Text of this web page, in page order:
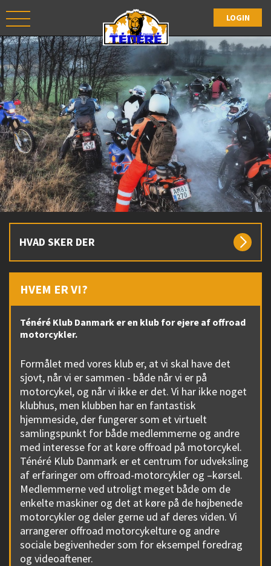
HVAD SKER DER
20.08.2026
Tjuhej 2026 Värmland
18.09.2026
Løvfaldstur ved Halmstad
HVEM ER VI?
Ténéré Klub Danmark er en klub for ejere af offroad
motorcykler.
Formålet med vores klub er, at vi skal have det
sjovt, når vi er sammen - både når vi er på
motorcykel, og når vi ikke er det. Vi har ikke noget
klubhus, men klubben har en fantastisk
hjemmeside, der fungerer som et virtuelt
samlingspunkt for både medlemmerne og andre
med interesse for at køre offroad på motorcykel.
Ténéré Klub Danmark er et centrum for udveksling
af erfaringer om offroad-motorcykler og –kørsel.
Medlemmerne ved utroligt meget både om de
enkelte maskiner og det at køre på de højbenede
motorcykler og deler gerne ud af deres viden. Vi
arrangerer offroad motorcykelture og andre
sociale begivenheder som for eksempel foredrag
og videoaftener.